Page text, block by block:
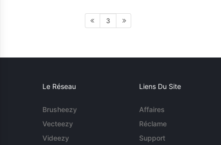
3
Le Réseau
Brusheezy
Vecteezy
Videezy
Liens Du Site
Affaires
Réclame
Support